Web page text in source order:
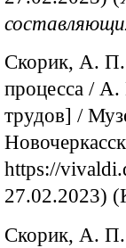
Скорик, А. П.
процесса / А.
трудов] /
https://
27.02.2023)
Скорик, А. П.